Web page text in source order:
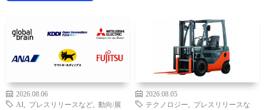
2026.08.06
AI
プレスリリースなど
動向/展
2026.08.05
テクノロジー
プレスリリースな